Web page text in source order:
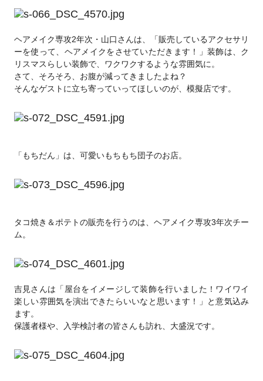
ヘアメイク専攻2年次・山口さんは、「販売しているアクセサリ
ーを使って、ヘアメイクをさせていただきます！」装飾は、ク
リスマスらしい装飾で、ワクワクするような雰囲気に。
さて、そろそろ、お腹が減ってきましたよね？
そんなゲストに立ち寄っていってほしいのが、模擬店です。
「もちだん」は、可愛いもちもち団子のお店。
タコ焼き＆ポテトの販売を行うのは、ヘアメイク専攻3年次チー
ム。
吉見さんは「屋台をイメージして装飾を行いました！ワイワイ
楽しい雰囲気を演出できたらいいなと思います！」と意気込み
ます。
保護者様や、入学検討者の皆さんも訪れ、大盛況です。